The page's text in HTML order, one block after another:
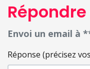
Répondre
Envoi un email à
Réponse (précisez